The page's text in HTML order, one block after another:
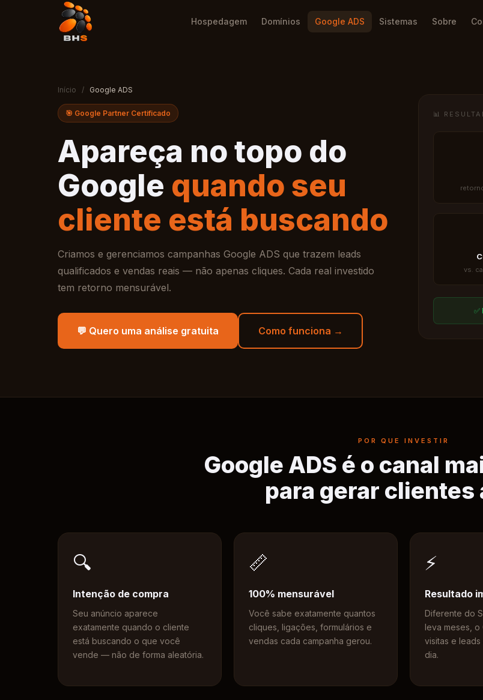
Hospedagem Domínios Google ADS Sistemas Sobre
Início / Google ADS
🎯 Google Partner Certificado
Apareça no topo do
Google quando seu
cliente está buscando
Criamos e gerenciamos campanhas Google ADS que trazem leads
qualificados e vendas reais — não apenas cliques. Cada real investido
tem retorno mensurável.
💬 Quero uma análise gratuita Como funciona →
📊
vs.
POR QUE INVESTIR
Google ADS é o canal
para gerar clientes
🔍
Intenção de compra
Seu anúncio aparece
exatamente quando o cliente
está buscando o que você
vende — não de forma aleatória.
📏
100% mensurável
Você sabe exatamente quantos
cliques, ligações, formulários e
vendas cada campanha gerou.
⚡
Resultado
Diferente do
leva meses, o
visitas e
dia.